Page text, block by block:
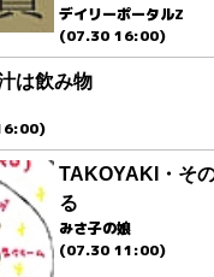
デイリーポータルZ
(07.30 16:00)
は飲み物
TAKOYAKI・そ
る
みさ子の娘
(07.30 11:00)